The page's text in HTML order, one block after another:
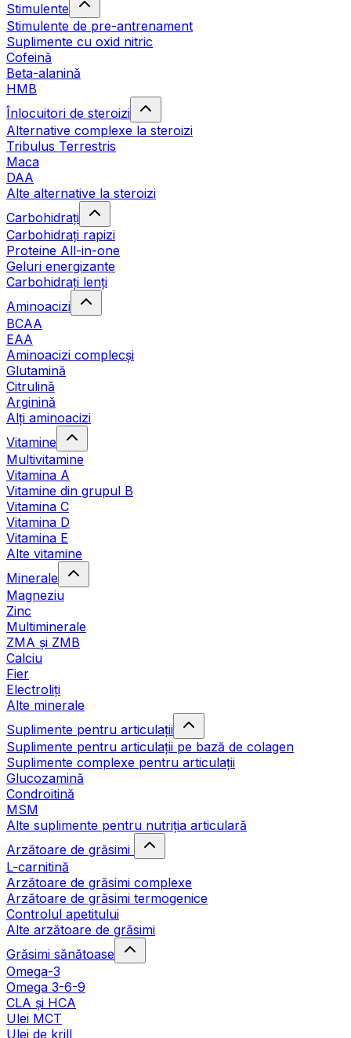
Stimulente
Stimulente de pre-antrenament
Suplimente cu oxid nitric
Cofeină
Beta-alanină
HMB
Înlocuitori de steroizi
Alternative complexe la steroizi
Tribulus Terrestris
Maca
DAA
Alte alternative la steroizi
Carbohidrați
Carbohidrați rapizi
Proteine All-in-one
Geluri energizante
Carbohidrați lenți
Aminoacizi
BCAA
EAA
Aminoacizi complecși
Glutamină
Citrulină
Arginină
Alți aminoacizi
Vitamine
Multivitamine
Vitamina A
Vitamine din grupul B
Vitamina C
Vitamina D
Vitamina E
Alte vitamine
Minerale
Magneziu
Zinc
Multiminerale
ZMA și ZMB
Calciu
Fier
Electroliți
Alte minerale
Suplimente pentru articulații
Suplimente pentru articulații pe bază de colagen
Suplimente complexe pentru articulații
Glucozamină
Condroitină
MSM
Alte suplimente pentru nutriția articulară
Arzătoare de grăsimi
L-carnitină
Arzătoare de grăsimi complexe
Arzătoare de grăsimi termogenice
Controlul apetitului
Alte arzătoare de grăsimi
Grăsimi sănătoase
Omega-3
Omega 3-6-9
CLA şi HCA
Ulei MCT
Ulei de krill